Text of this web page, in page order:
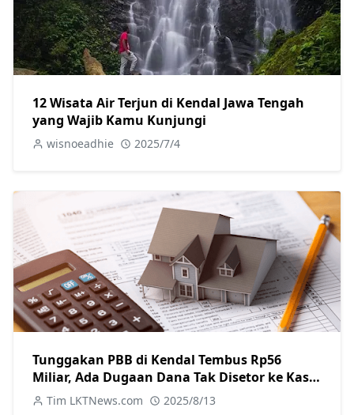
12 Wisata Air Terjun di Kendal Jawa Tengah
yang Wajib Kamu Kunjungi
wisnoeadhie 2025/7/4
Tunggakan PBB di Kendal Tembus Rp56
Miliar, Ada Dugaan Dana Tak Disetor ke Kas
Daerah
Tim LKTNews.com 2025/8/13